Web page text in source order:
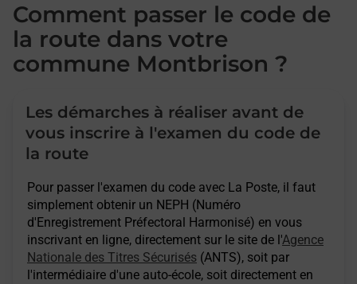
Comment passer le code de
la route dans votre
commune Montbrison ?
Les démarches à réaliser avant de
vous inscrire à l'examen du code de
la route
Pour passer l'examen du code avec La Poste, il faut
simplement obtenir un NEPH (Numéro
d'Enregistrement Préfectoral Harmonisé) en vous
inscrivant en ligne, directement sur le site de l'Agence
Nationale des Titres Sécurisés (ANTS), soit par
l'intermédiaire d'une auto-école, soit directement en